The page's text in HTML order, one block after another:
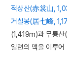
적상산(赤裳山,
거칠봉(居七峰,
(1,419m)과 무룡
일련의 맥을 이루